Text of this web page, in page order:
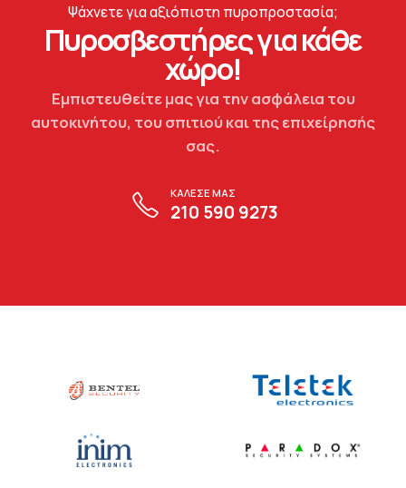
Ψάχνετε για αξιόπιστη πυροπροστασία;
Πυροσβεστήρες για κάθε
χώρο!
Εμπιστευθείτε μας για την ασφάλεια του
αυτοκινήτου, του σπιτιού και της επιχείρησής
σας.
ΚΑΛΕΣΕ ΜΑΣ
210 590 9273